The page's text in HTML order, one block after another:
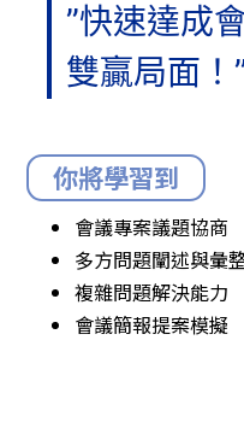
’’快速達成
雙贏局面！
你將學習到
會議專案議題協商
多方問題闡述與彙
複雜問題解決能力
會議簡報提案模擬